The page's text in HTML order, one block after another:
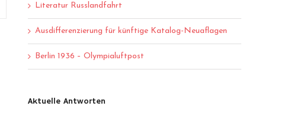
Literatur Russlandfahrt
Ausdifferenzierung für künftige Katalog-Neuaflagen
Berlin 1936 – Olympialuftpost
Aktuelle Antworten